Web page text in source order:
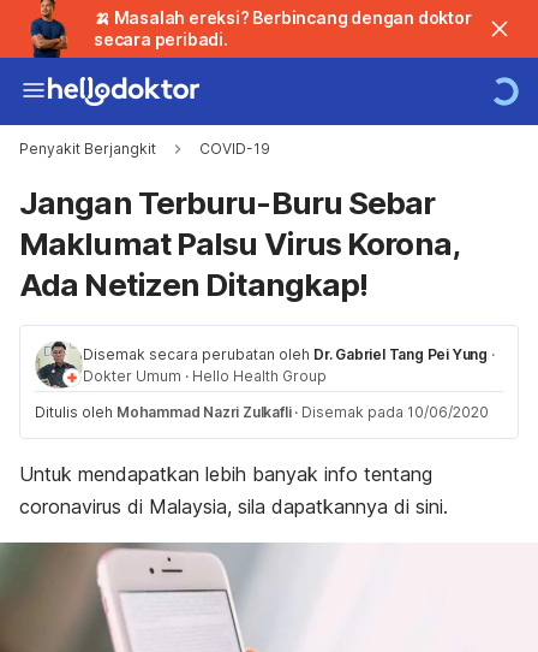
🍌 Masalah ereksi? Berbincang dengan doktor
secara peribadi.
Penyakit Berjangkit COVID-19
Jangan Terburu-Buru Sebar
Maklumat Palsu Virus Korona,
Ada Netizen Ditangkap!
Disemak secara perubatan oleh Dr. Gabriel Tang Pei Yung ·
Dokter Umum · Hello Health Group
Ditulis oleh Mohammad Nazri Zulkafli · Disemak pada 10/06/2020
Untuk mendapatkan lebih banyak info tentang
coronavirus di Malaysia, sila dapatkannya di sini.